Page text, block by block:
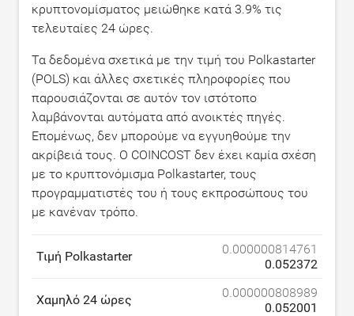
κρυπτονομίσματος μειώθηκε κατά 3.9% τις
τελευταίες 24 ώρες.
Τα δεδομένα σχετικά με την τιμή του Polkastarter
(POLS) και άλλες σχετικές πληροφορίες που
παρουσιάζονται σε αυτόν τον ιστότοπο
λαμβάνονται αυτόματα από ανοικτές πηγές.
Επομένως, δεν μπορούμε να εγγυηθούμε την
ακρίβειά τους. Ο COINCOST δεν έχει καμία σχέση
με το κρυπτονόμισμα Polkastarter, τους
προγραμματιστές του ή τους εκπροσώπους του
με κανέναν τρόπο.
Τιμή Polkastarter
0.000000814761
0.052372
Χαμηλό 24 ώρες
0.000000808989
0.052001